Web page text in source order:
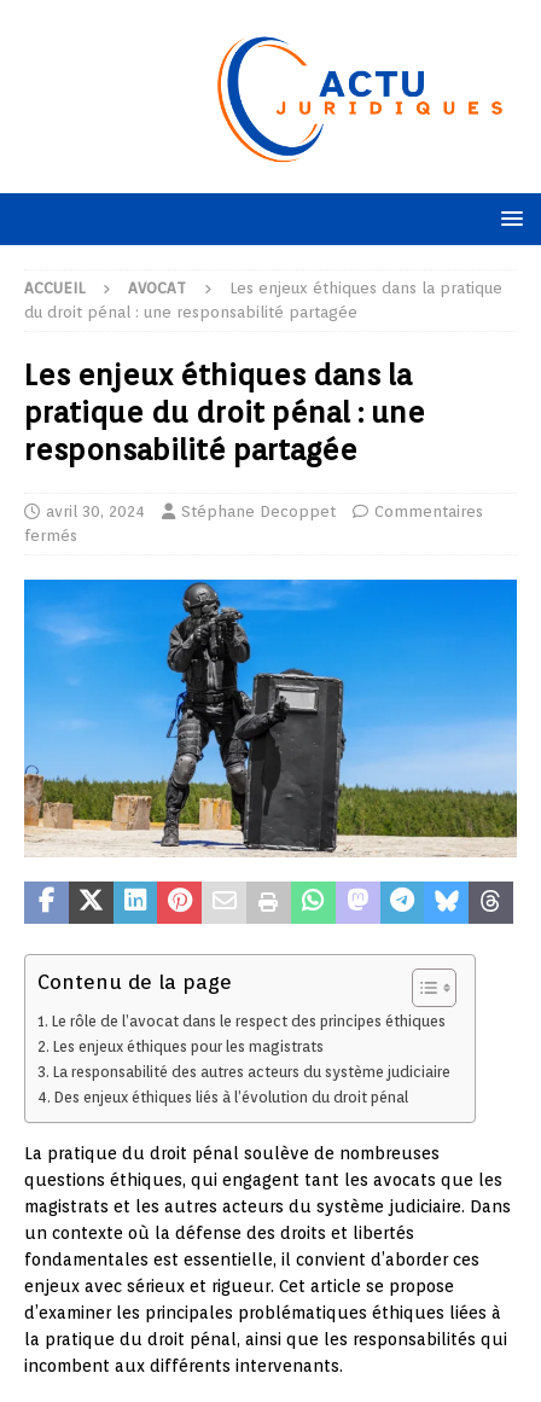
ACCUEIL AVOCAT
Les enjeux éthiques dans la pratique
du droit pénal : une responsabilité partagée
Les enjeux éthiques dans la
pratique du droit pénal : une
responsabilité partagée
avril 30, 2024 Stéphane Decoppet
Commentaires
fermés
Contenu de la page
Le rôle de l’avocat dans le respect des principes éthiques
Les enjeux éthiques pour les magistrats
La responsabilité des autres acteurs du système judiciaire
Des enjeux éthiques liés à l’évolution du droit pénal
La pratique du droit pénal soulève de nombreuses
questions éthiques, qui engagent tant les avocats que les
magistrats et les autres acteurs du système judiciaire. Dans
un contexte où la défense des droits et libertés
fondamentales est essentielle, il convient d’aborder ces
enjeux avec sérieux et rigueur. Cet article se propose
d’examiner les principales problématiques éthiques liées à
la pratique du droit pénal, ainsi que les responsabilités qui
incombent aux différents intervenants.